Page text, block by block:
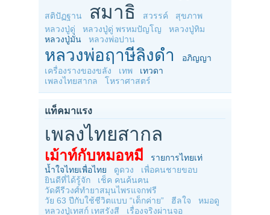
สติปัฏฐาน สมาธิ สวรรค์
สุขภาพ
หลวงปู่ดู่
หลวงปู่ดู่ พรหมปัญโญ
หลวงปู่ทิม
หลวงปู่มั่น
หลวงพ่อปาน
หลวงพ่อฤาษีลิงดำ
อภิญญา
เครื่องรางของขลัง
เทพ
เทวดา
เพลงไทยสากล
โหราศาสตร์
แท็คมาแรง
เพลงไทยสากล
เม้าท์กับหมอหมี
รายการไทยเท่
น้ำใจไทยเพื่อไทย
ดูดวง
เพื่อคนชายขอบ
ยินดีที่ได้รู้จัก
เช็ค คนค้นฅน
วัดคีรีวงศ์ทำยาสมุนไพรแจกฟรี
วัย 63 ปีกับใช้ชีวิตแบบ “เด็กค่าย”
ฮีลใจ
หมอดู
หลวงปู่เทสก์ เทสรังสี
เรื่องจริงผ่านจอ